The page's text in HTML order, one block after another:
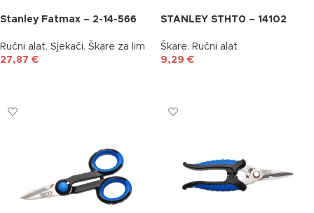
Stanley Fatmax – 2-14-566
Ručni alat, Sjekači, Škare za lim
27,87 €
STANLEY STHT0 – 14102
Škare, Ručni alat
9,29 €